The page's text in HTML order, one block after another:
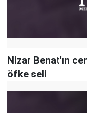
Nizar Benat'ın
öfke seli